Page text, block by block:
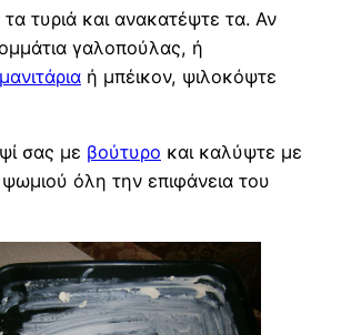
τα τυριά και ανακατέψτε τα. Αν
γαλοπούλας, ή
μανιτάρια ή μπέικον, ψιλοκόψτε
σας με βούτυρο και καλύψτε με
όλη την επιφάνεια του